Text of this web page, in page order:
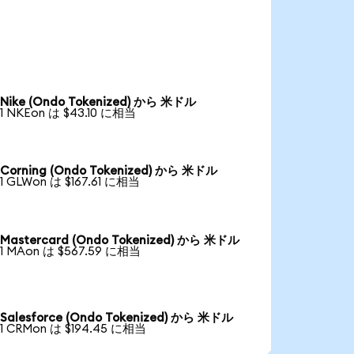
Nike (Ondo Tokenized) から 米ドル
1 NKEon は $43.10 に相当
Corning (Ondo Tokenized) から 米ドル
1 GLWon は $167.61 に相当
Mastercard (Ondo Tokenized) から 米ドル
1 MAon は $567.59 に相当
Salesforce (Ondo Tokenized) から 米ドル
1 CRMon は $194.45 に相当